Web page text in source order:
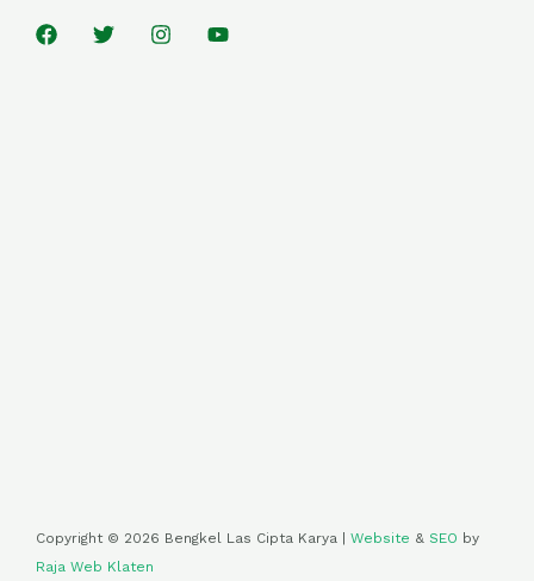
Copyright © 2026 Bengkel Las Cipta Karya | Website & SEO by
Raja Web Klaten